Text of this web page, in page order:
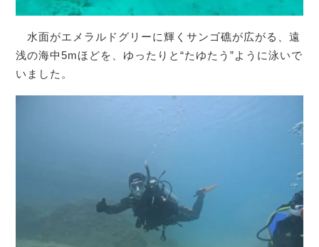
水面がエメラルドグリーに輝くサンゴ礁が広がる、遠
浅の海中5mほどを、ゆったりと“たゆたう”ように泳いで
いました。